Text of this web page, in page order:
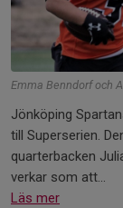
Emma Benndorf och
Jönköping
till Superserien.
quarterbacken
verkar som att...
Läs mer